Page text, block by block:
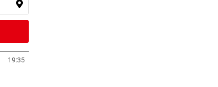
Stunde
Stunde
19:35
Tab öffnen
neuem Tab öffnen